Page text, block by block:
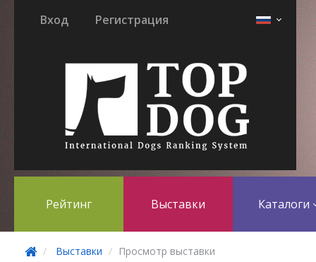
Вход Регистрация
Рейтинг Выставки Каталоги
Выставки Просмотр выставки